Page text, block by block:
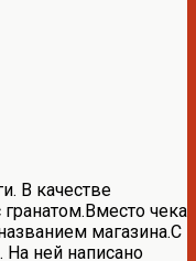
В качестве
чека
магазина.С
ней написано